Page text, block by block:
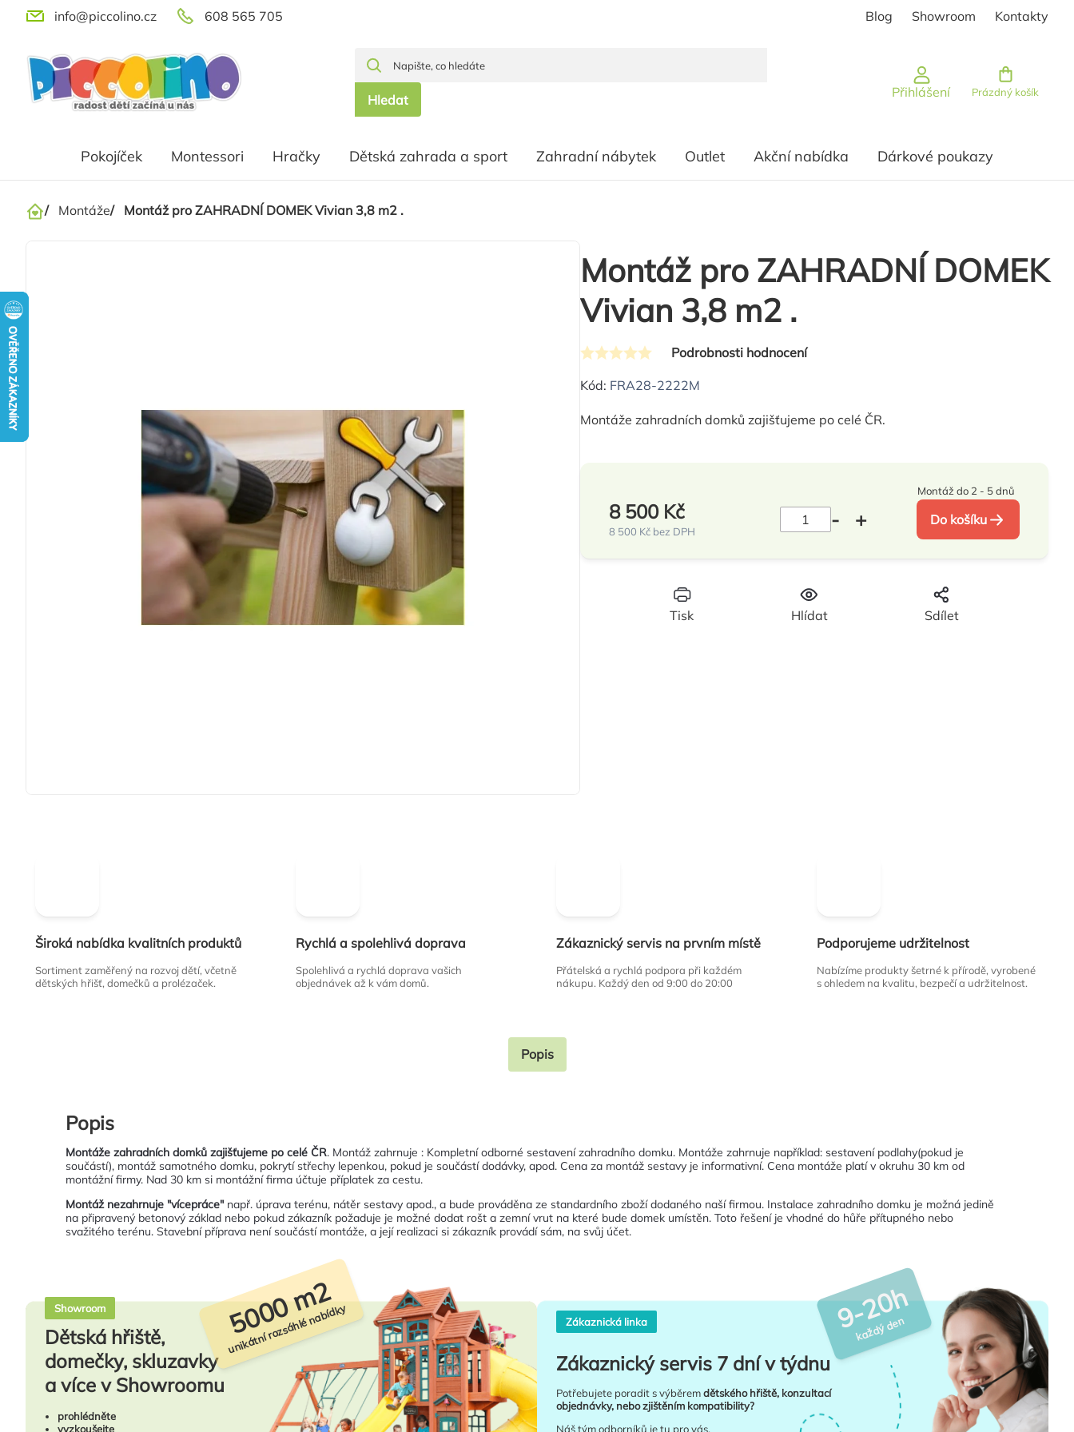
Přejít
obsah
608 565 705
info@piccolino.cz Blog Showroom Kontakty
Hledat Přihlášení Nákupní košík
Prázdný košík
Pokojíček Montessori Hračky Dětská zahrada a sport Zahradní nábytek Outlet Akční nabídka Dárkové poukazy
Domů
/ Montáže/ Montáž pro ZAHRADNÍ DOMEK Vivian 3,8 m2 .
Montáž pro ZAHRADNÍ DOMEK
Vivian 3,8 m2 .
Průměrné
hodnocení
je
hvězdiček.
Podrobnosti hodnocení
Kód: FRA28-2222M
Montáže zahradních domků zajišťujeme po celé ČR.
Tisk Hlídat Sdílet
Montáž do 2 - 5 dnů
8 500 Kč
8 500 Kč bez DPH
Do košíku
Široká nabídka kvalitních produktů
Sortiment zaměřený na rozvoj dětí, včetně
dětských hřišť, domečků a prolézaček.
Rychlá a spolehlivá doprava
Spolehlivá a rychlá doprava vašich
objednávek až k vám domů.
Zákaznický servis na prvním místě
Přátelská a rychlá podpora při každém
nákupu. Každý den od 9:00 do 20:00
Podporujeme udržitelnost
Nabízíme produkty šetrné k přírodě, vyrobené
s ohledem na kvalitu, bezpečí a udržitelnost.
Popis
Popis
Montáže zahradních domků zajišťujeme po celé ČR. Montáž zahrnuje : Kompletní odborné sestavení zahradního domku. Montáže zahrnuje například: sestavení podlahy(pokud je
součástí), montáž samotného domku, pokrytí střechy lepenkou, pokud je součástí dodávky, apod. Cena za montáž sestavy je informativní. Cena montáže platí v okruhu 30 km od
montážní firmy. Nad 30 km si montážní firma účtuje příplatek za cestu.
Montáž nezahrnuje "vícepráce"např. úprava terénu, nátěr sestavy apod., a bude prováděna ze standardního zboží dodaného naší firmou. Instalace zahradního domku je možná jedině
na připravený betonový základ nebo pokud zákazník požaduje je možné dodat rošt a zemní vrut na které bude domek umístěn. Toto řešení je vhodné do hůře přítupného nebo
svažitého terénu. Stavební příprava není součástí montáže, a její realizaci si zákazník provádí sám, na svůj účet.
Showroom
Dětská hřiště,
domečky, skluzavky
a více v Showroomu
prohlédněte
vyzkoušejte
5000 m2
unikátní rozsáhlé nabídky Zákaznická linka
Zákaznický servis 7 dní v týdnu
Potřebujete poradit s výběremdětského hřiště, konzultací
objednávky, nebo zjištěním kompatibility?
Náš tým odborníků je tu pro vás.
9-20h
každý den